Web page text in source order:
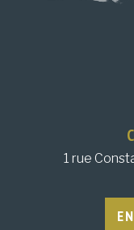
1 rue